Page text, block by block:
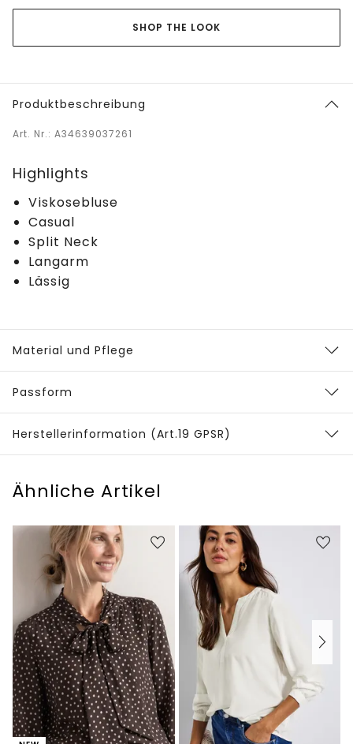
SHOP THE LOOK
Produktbeschreibung
Art. Nr.: A34639037261
Highlights
Viskosebluse
Casual
Split Neck
Langarm
Lässig
Material und Pflege
Passform
Herstellerinformation (Art.19 GPSR)
Ähnliche Artikel